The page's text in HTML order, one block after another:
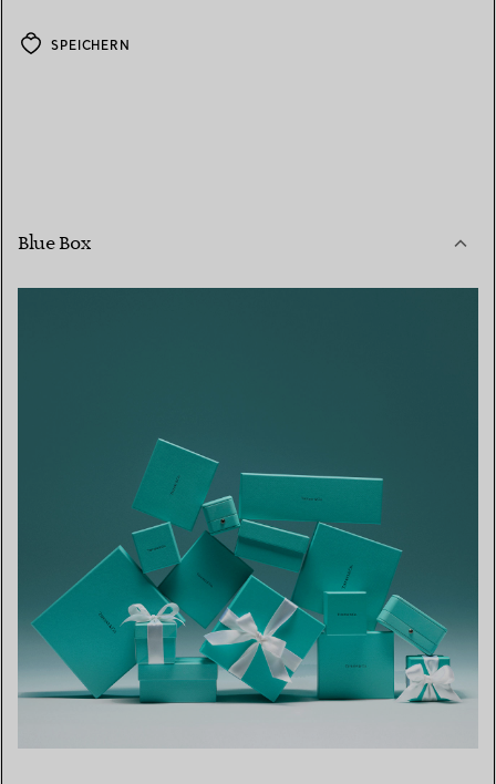
SPEICHERN
Blue Box